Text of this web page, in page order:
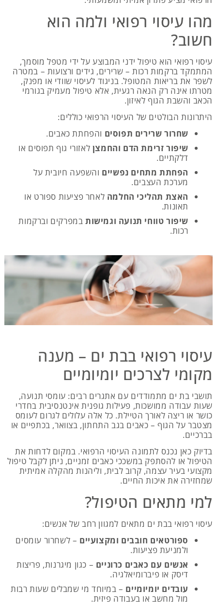
מהו עיסוי רפואי ולמה הוא
חשוב?
עיסוי רפואי הוא טיפול ידני המבוצע על ידי מטפל מוסמך,
המתמקד ברקמות רכות – שרירים, גידים ורצועות – במטרה
לשפר את בריאות המטופל. בניגוד לעיסוי שוודי או מפנק,
מטרתו אינה רק הנאה רגעית, אלא טיפול מעמיק בגורמי
הכאב והשבת הגוף לאיזון.
היתרונות הבולטים של העיסוי הרפואי כוללים:
שחרור שרירים תפוסים והפחתת כאבים.
שיפור זרימת הדם והחמצן לאזורי גוף תפוסים או
דלקתיים.
הפחתת מתחים נפשיים והשפעה חיובית על
מערכת העצבים.
האצת תהליכי החלמה לאחר פציעות ספורט או
תאונות.
שיפור טווחי תנועה וגמישותבמפרקים וברקמות
רכות.
עיסוי רפואי בבת ים – מענה
מקומי לצרכים יומיומיים
תושבי בת ים מתמודדים עם אתגרים רבים: עומסי תנועה,
שעות עבודה ממושכות, פעילות גופנית אינטנסיבית בחדרי
כושר או ריצה לאורך הטיילת. כל אלה עלולים לגרום לעומס
מצטבר על הגוף – כאבים בגב התחתון, בצוואר, בכתפיים או
בברכיים.
בדיוק כאן נכנס לתמונה העיסוי הרפואי. במקום לדחות את
הטיפול או להסתפק במשככי כאבים זמניים, ניתן לקבל טיפול
מקצועי בעיר עצמה, קרוב לבית, וליהנות מהקלה אמיתית
שמחזירה את איכות החיים.
למי מתאים הטיפול?
עיסוי רפואי בבת ים מתאים למגוון רחב של אנשים:
ספורטאים חובבים ומקצועיים – לשחרור עומסים
ולמניעת פציעות.
אנשים עם כאבים כרוניים – כגון מיגרנות, פריצות
דיסק או פיברומיאלגיה.
עובדים יומיומיים – במיוחד מי שמבלים שעות רבות
מול מחשב או בעבודה פיזית.